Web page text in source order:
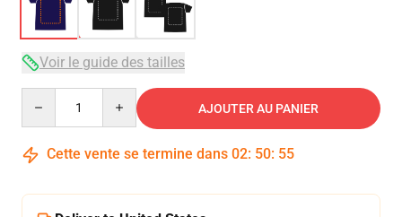
Voir le guide des tailles
AJOUTER AU PANIER
Cette vente se termine dans 02: 50: 54